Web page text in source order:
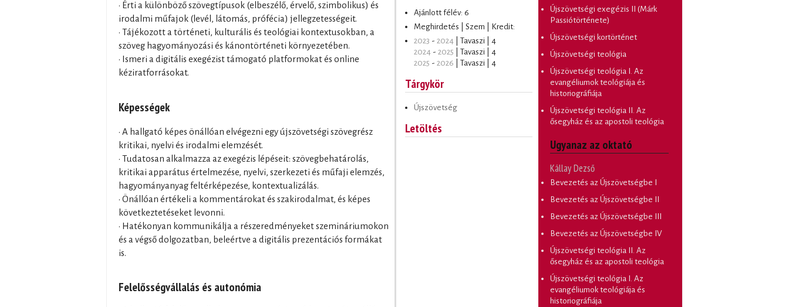
• Érti a különböző szövegtípusok (elbeszélő, érvelő, szimbolikus) és
irodalmi műfajok (levél, látomás, prófécia) jellegzetességeit.
• Tájékozott a történeti, kulturális és teológiai kontextusokban, a
szöveg hagyományozási és kánontörténeti környezetében.
• Ismeri a digitális exegézist támogató platformokat és online
kéziratforrásokat.
Képességek
• A hallgató képes önállóan elvégezni egy újszövetségi szövegrész
kritikai, nyelvi és irodalmi elemzését.
• Tudatosan alkalmazza az exegézis lépéseit: szövegbehatárolás,
kritikai apparátus értelmezése, nyelvi, szerkezeti és műfaji elemzés,
hagyományanyag feltérképezése, kontextualizálás.
• Önállóan értékeli a kommentárokat és szakirodalmat, és képes
következtetéseket levonni.
• Hatékonyan kommunikálja a részeredményeket szemináriumokon
és a végső dolgozatban, beleértve a digitális prezentációs formákat
is.
Felelősségvállalás és autonómia
Ajánlott félév: 6
Meghirdetés | Szem | Kredit:
2023 - 2024 | Tavaszi | 4
2024 - 2025 | Tavaszi | 4
2025 - 2026 | Tavaszi | 4
Tárgykör
Újszövetség
Letöltés
Újszövetségi exegézis II (Márk
Passiótörténete)
Újszövetségi kortörténet
Újszövetségi teológia
Újszövetségi teológia I. Az
evangéliumok teológiája és
historiográfiája
Újszövetségi teológia II. Az
ősegyház és az apostoli teológia
Ugyanaz az oktató
Kállay Dezső
Bevezetés az Újszövetségbe I
Bevezetés az Újszövetségbe II
Bevezetés az Újszövetségbe III
Bevezetés az Újszövetségbe IV
Újszövetségi teológia II. Az
ősegyház és az apostoli teológia
Újszövetségi teológia I. Az
evangéliumok teológiája és
historiográfiája